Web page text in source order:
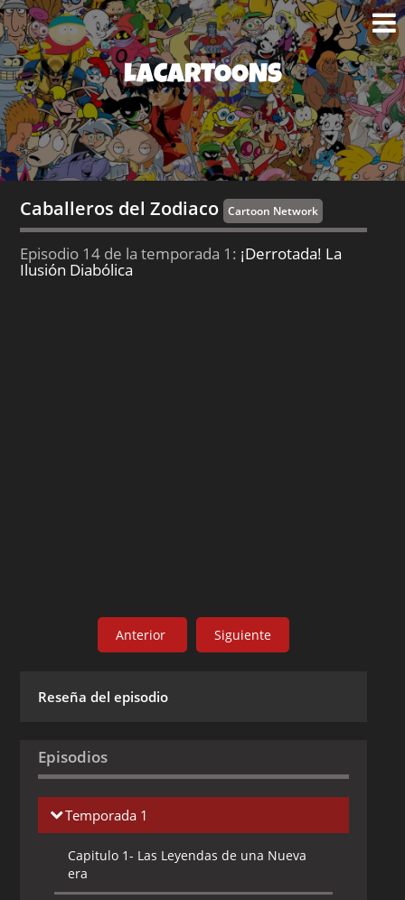
LACARTOONS
Caballeros del Zodiaco Cartoon Network
Episodio 14 de la temporada 1: ¡Derrotada! La
Ilusión Diabólica
Anterior Siguiente
Reseña del episodio
Episodios
Temporada 1
Capitulo 1- Las Leyendas de una Nueva
era